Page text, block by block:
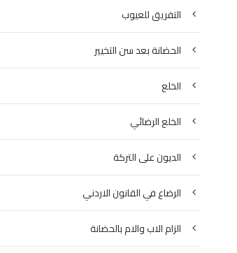
التفريق للعيوب
الحضانة بعد سن التخيير
الخلع
الخلع الرضائي
الديون على التركة
الرضاع في القانون الاردني
الزام الاب والام بالحضانة